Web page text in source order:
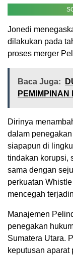
Jonedi
dilakukan pada
proses merger
Baca Juga:
Dirinya
dalam
siapapun di
tindakan korupsi,
sama dengan
perkuatan
mencegah
Manajemen
penegakan
Sumatera Utara.
keputusan aparat